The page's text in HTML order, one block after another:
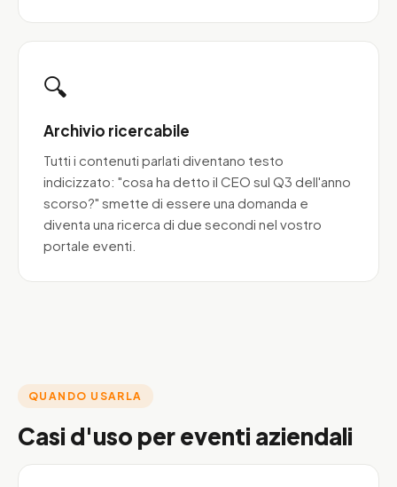
🔍
Archivio ricercabile
Tutti i contenuti parlati diventano testo
indicizzato: "cosa ha detto il CEO sul Q3 dell'anno
scorso?" smette di essere una domanda e
diventa una ricerca di due secondi nel vostro
portale eventi.
QUANDO USARLA
Casi d'uso per eventi aziendali